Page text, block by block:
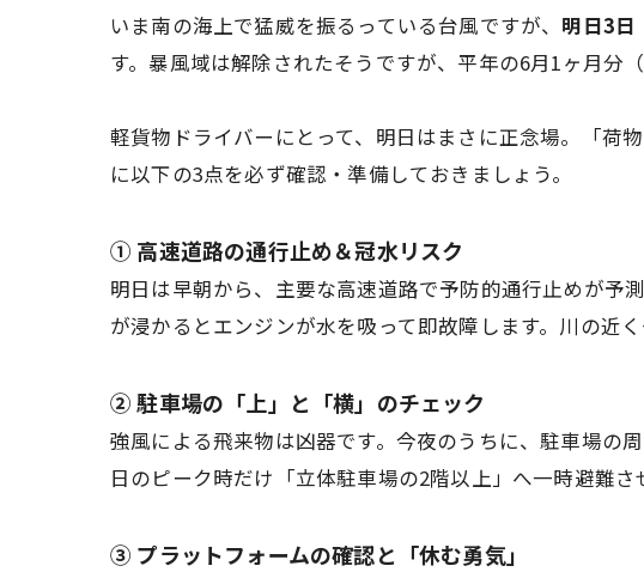
いま南の海上で猛威を振るっている台風ですが、 明日3日
す。暴風域は解除されたそうですが、平年の6月1ヶ月分
軽貨物ドライバーにとって、明日はまさに正念場。「
に以下の3点を必ず確認・準備しておきましょう。
① 高速道路の通行止め＆冠水リスク
明日は早朝から、主要な高速道路で予防的通行止めが予
が浸かるとエンジンが水を吸って即故障します。川の近
② 駐車場の「上」と「横」のチェック
強風による飛来物は凶器です。今夜のうちに、駐車場の
日のピーク時だけ「立体駐車場の2階以上」へ一時避難さ
③ プラットフォームの確認と「休む勇気」